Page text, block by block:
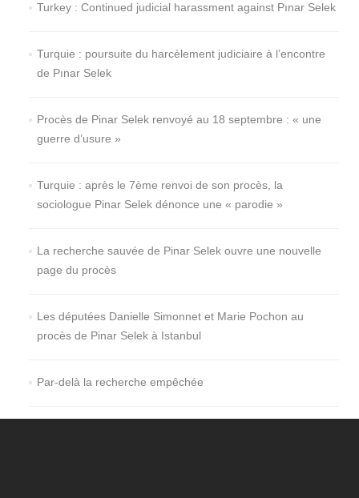
Turkey : Continued judicial harassment against Pınar Selek
Turquie : poursuite du harcèlement judiciaire à l’encontre
de Pınar Selek
Procès de Pinar Selek renvoyé au 18 septembre : « une
guerre d’usure »
Turquie : après le 7ème renvoi de son procès, la
sociologue Pinar Selek dénonce une « parodie »
La recherche sauvée de Pinar Selek ouvre une nouvelle
page du procès
Les députées Danielle Simonnet et Marie Pochon au
procès de Pinar Selek à Istanbul
Par-delà la recherche empêchée